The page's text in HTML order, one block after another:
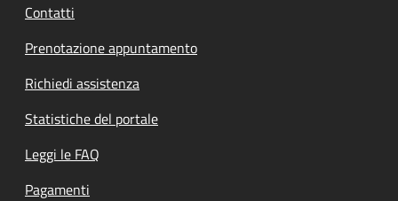
Contatti
Prenotazione appuntamento
Richiedi assistenza
Statistiche del portale
Leggi le FAQ
Pagamenti